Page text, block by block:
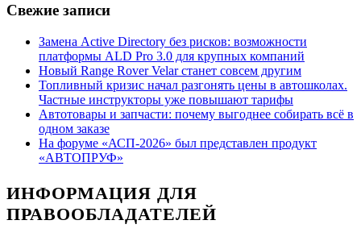
Свежие записи
Замена Active Directory без рисков: возможности
платформы ALD Pro 3.0 для крупных компаний
Новый Range Rover Velar станет совсем другим
Топливный кризис начал разгонять цены в автошколах.
Частные инструкторы уже повышают тарифы
Автотовары и запчасти: почему выгоднее собирать всё в
одном заказе
На форуме «АСП-2026» был представлен продукт
«АВТОПРУФ»
ИНФОРМАЦИЯ ДЛЯ
ПРАВООБЛАДАТЕЛЕЙ